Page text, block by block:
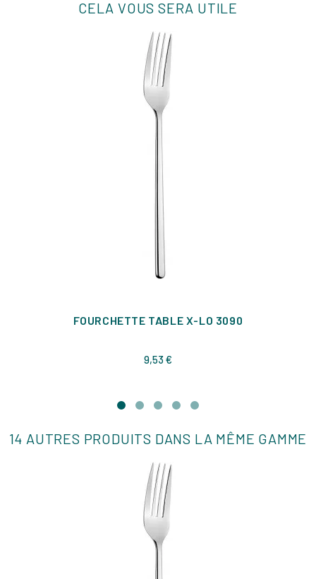
CELA VOUS SERA UTILE
FOURCHETTE TABLE X-LO 3090
9,53 €
14 AUTRES PRODUITS DANS LA MÊME GAMME